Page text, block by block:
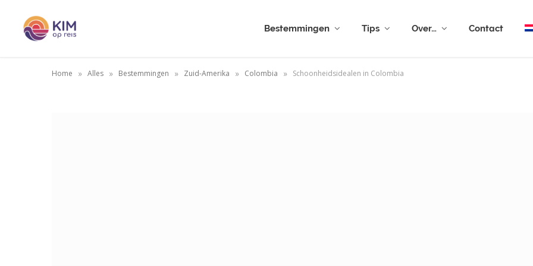
Bestemmingen Tips Over… Contact
Home » Alles » Bestemmingen » Zuid-Amerika » Colombia » Schoonheidsidealen in Colombia